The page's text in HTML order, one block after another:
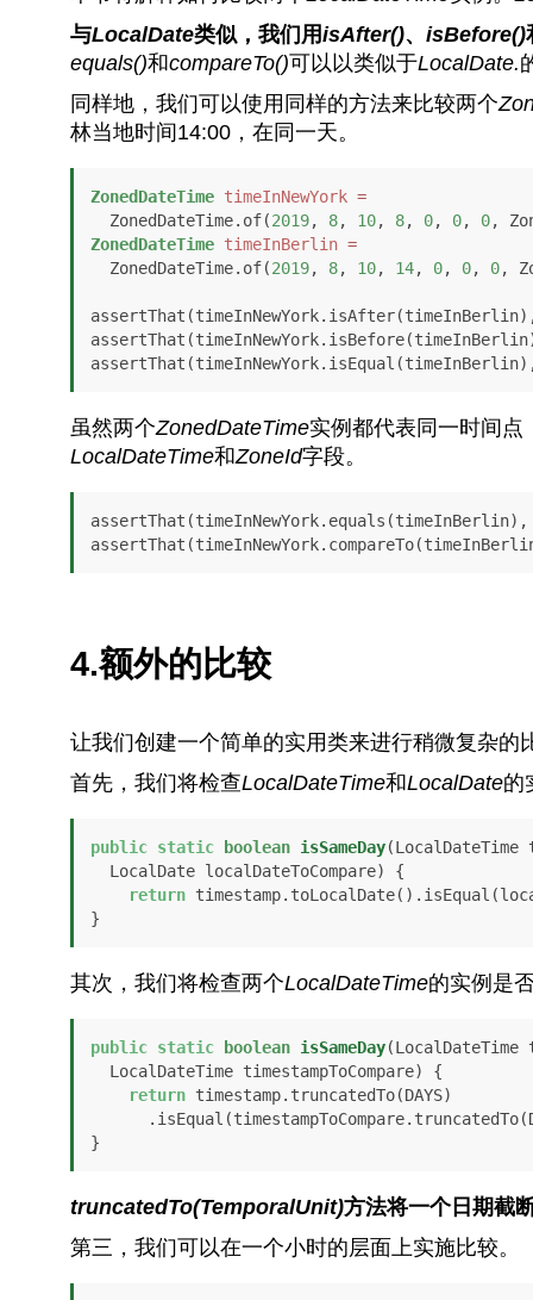
与LocalDate类似，我们用isAfter()、 isBefore()
equals()和compareTo()可以以类似于LocalDate.
同样地，我们可以使用同样的方法来比较两个
林当地时间14:00，在同一天。
ZonedDateTime timeInNewYork =
  ZonedDateTime.of(
2019, 8, 10, 8, 0, 0, 0,
ZonedDateTime timeInBerlin =
  ZonedDateTime.of(
2019, 8, 10, 14, 0, 0, 0,
虽然两个ZonedDateTime实例都代表同一时间点
LocalDateTime和ZoneId字段。
4.额外的比较
让我们创建一个简单的实用类来进行稍微复杂的
首先，我们将检查LocalDateTime和LocalDate的
public static boolean isSameDay
  LocalDate localDateToCompare)
{
return
}
其次，我们将检查两个LocalDateTime的实例是
public static boolean isSameDay
  LocalDateTime timestampToCompare)
{
return timestamp.truncatedTo(DAYS)
}
truncatedTo(TemporalUnit)方法将一个日期截
第三，我们可以在一个小时的层面上实施比较。